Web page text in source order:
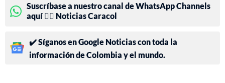
Suscríbase a nuestro canal de WhatsApp Channels
aquí 👉🏻 Noticias Caracol
✔️ Síganos en Google Noticias con toda la
información de Colombia y el mundo.